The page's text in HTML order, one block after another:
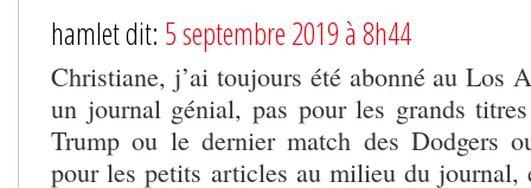
hamlet dit: 5 septembre 2019 à 8h44
Christiane, j’ai toujours été abonné au Los
un journal génial, pas pour les grands
Trump ou le dernier match des Dodgers
pour les petits articles au milieu du journal,